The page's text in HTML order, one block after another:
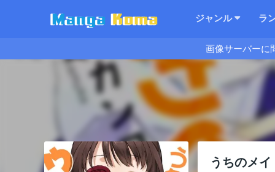
ジャンル ラ
画像サーバーに
うちのメイ